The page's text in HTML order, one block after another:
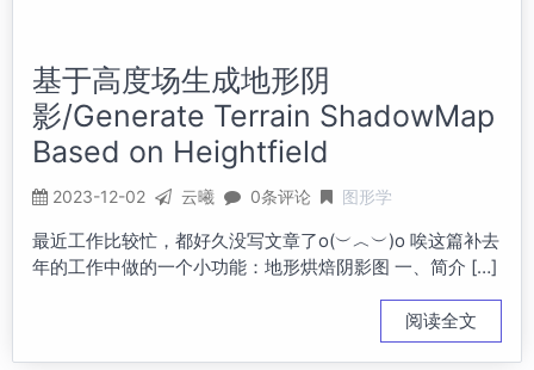
基于高度场生成地形阴
影/Generate Terrain ShadowMap
Based on Heightfield
2023-12-02 云曦 0条评论 图形学
最近工作比较忙，都好久没写文章了o(︶︿︶)o 唉这篇补去
年的工作中做的一个小功能：地形烘焙阴影图 一、简介 […]
阅读全文